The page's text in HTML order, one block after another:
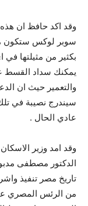
وقد اكد حافظ ان
سوبر لوكس ستكون
بكثير من مثيلتها
سيندرج نصيبة في
عادي الحال .
وقد امد وزير
الدكتور مصطفى
تاريخ مصر تنفيذ
من الرئس المصري